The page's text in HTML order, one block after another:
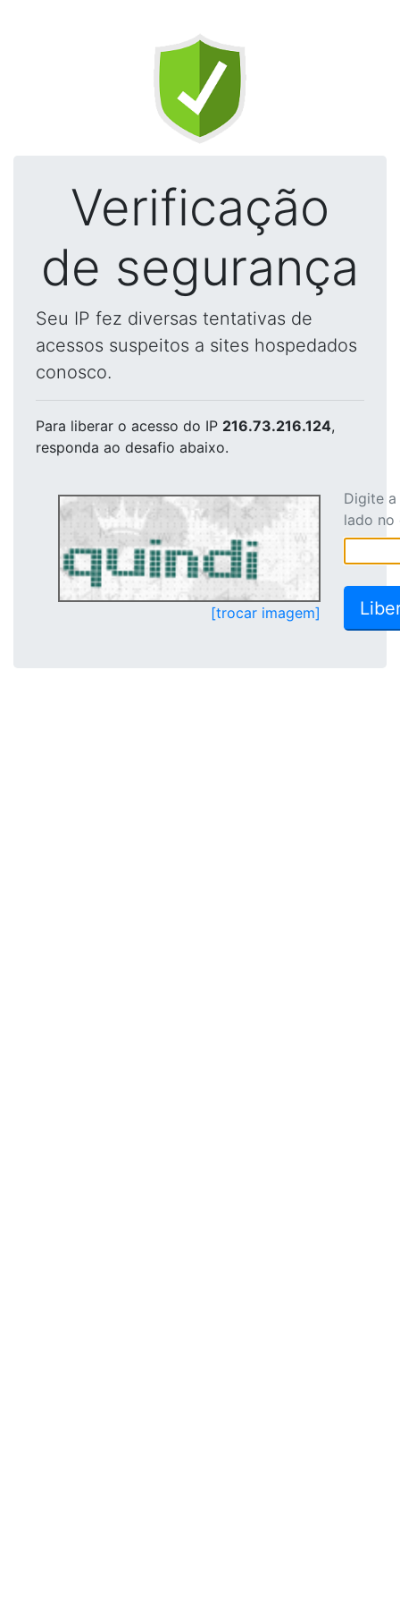
Verificação
de segurança
Seu IP fez diversas tentativas de
acessos suspeitos a sites hospedados
conosco.
Para liberar o acesso do IP 216.73.216.124,
responda ao desafio abaixo.
[trocar imagem]
Digite
lado no